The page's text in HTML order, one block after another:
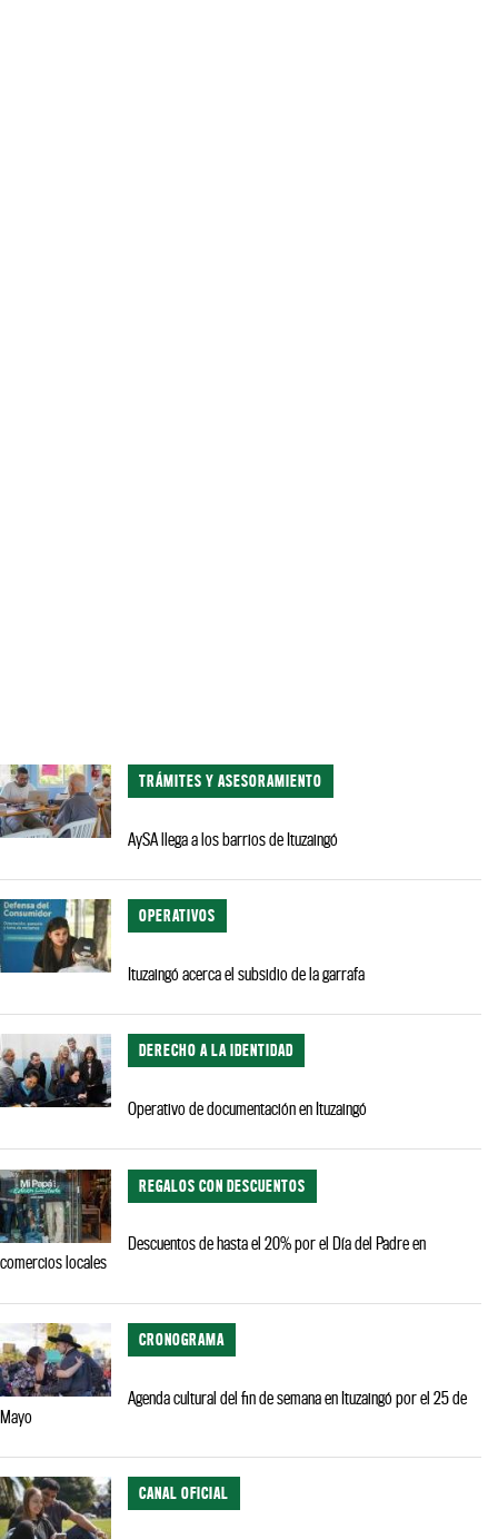
TRÁMITES Y ASESORAMIENTO
AySA llega a los barrios de Ituzaingó
OPERATIVOS
Ituzaingó acerca el subsidio de la garrafa
DERECHO A LA IDENTIDAD
Operativo de documentación en Ituzaingó
REGALOS CON DESCUENTOS
Descuentos de hasta el 20% por el Día del Padre en
comercios locales
CRONOGRAMA
Agenda cultural del fin de semana en Ituzaingó por el 25 de
Mayo
CANAL OFICIAL